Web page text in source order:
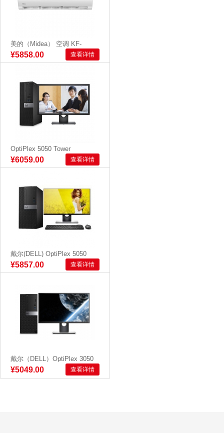
美的（Midea） 空调 KF-
72GW/Y-DA400(D2)
¥5858.00 查看详情
OptiPlex 5050 Tower
240183：I5-65...
¥6059.00 查看详情
戴尔(DELL) OptiPlex 5050
Tower 240...
¥5857.00 查看详情
戴尔（DELL）OptiPlex 3050
Tower 0031...
¥5049.00 查看详情